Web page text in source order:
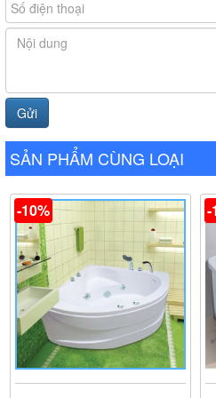
Bếp Nam Anh là một trong các
mua được sản phẩm chính
SẢN PHẨM CÙNG LOẠI
-10% -